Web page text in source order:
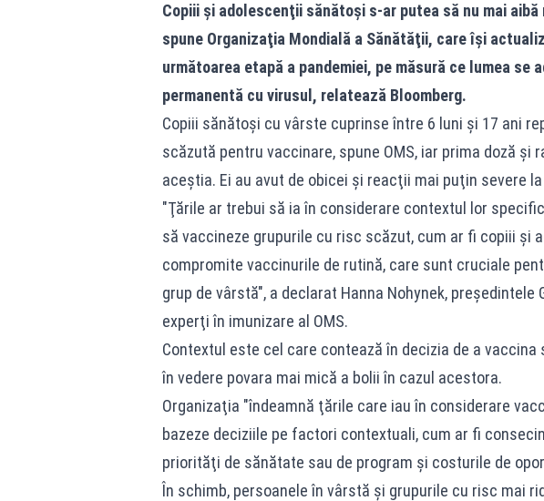
Copiii şi adolescenţii sănătoşi s-ar putea să nu mai
spune Organizaţia Mondială a Sănătăţii, care îşi
următoarea etapă a pandemiei, pe măsură ce lumea se
permanentă cu virusul, relatează Bloomberg.
Copiii sănătoşi cu vârste cuprinse între 6 luni şi 17 ani
scăzută pentru vaccinare, spune OMS, iar prima doză
aceştia. Ei au avut de obicei şi reacţii mai puţin severe
"Ţările ar trebui să ia în considerare contextul lor
să vaccineze grupurile cu risc scăzut, cum ar fi copiii şi
compromite vaccinurile de rutină, care sunt cruciale
grup de vârstă", a declarat Hanna Nohynek,
experţi în imunizare al OMS.
Contextul este cel care contează în decizia de a vaccina
în vedere povara mai mică a bolii în cazul acestora.
Organizaţia "îndeamnă ţările care iau în considerare
bazeze deciziile pe factori contextuali, cum ar fi
priorităţi de sănătate sau de program şi costurile de
În schimb, persoanele în vârstă şi grupurile cu risc mai